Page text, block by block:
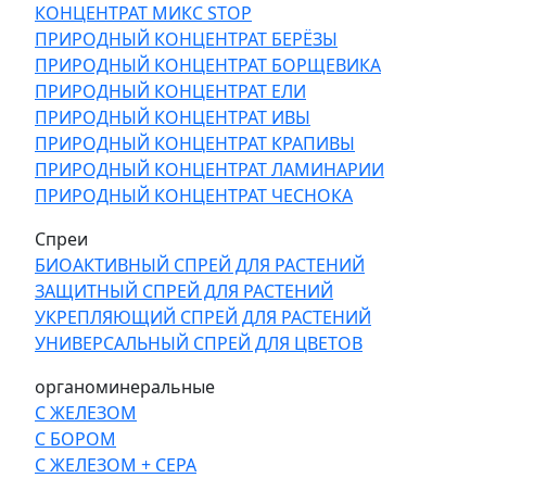
КОНЦЕНТРАТ МИКС STOP
ПРИРОДНЫЙ КОНЦЕНТРАТ БЕРЁЗЫ
ПРИРОДНЫЙ КОНЦЕНТРАТ БОРЩЕВИКА
ПРИРОДНЫЙ КОНЦЕНТРАТ ЕЛИ
ПРИРОДНЫЙ КОНЦЕНТРАТ ИВЫ
ПРИРОДНЫЙ КОНЦЕНТРАТ КРАПИВЫ
ПРИРОДНЫЙ КОНЦЕНТРАТ ЛАМИНАРИИ
ПРИРОДНЫЙ КОНЦЕНТРАТ ЧЕСНОКА
Спреи
БИОАКТИВНЫЙ СПРЕЙ ДЛЯ РАСТЕНИЙ
ЗАЩИТНЫЙ СПРЕЙ ДЛЯ РАСТЕНИЙ
УКРЕПЛЯЮЩИЙ СПРЕЙ ДЛЯ РАСТЕНИЙ
УНИВЕРСАЛЬНЫЙ СПРЕЙ ДЛЯ ЦВЕТОВ
органоминеральные
С ЖЕЛЕЗОМ
С БОРОМ
С ЖЕЛЕЗОМ + СЕРА